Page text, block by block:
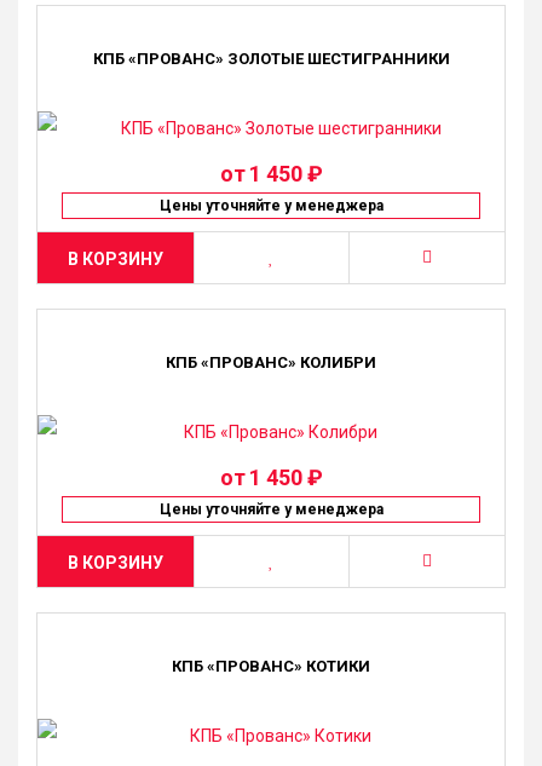
КПБ «ПРОВАНС» ЗОЛОТЫЕ ШЕСТИГРАННИКИ
от 1 450 ₽
Цены уточняйте у менеджера
В КОРЗИНУ
КПБ «ПРОВАНС» КОЛИБРИ
от 1 450 ₽
Цены уточняйте у менеджера
В КОРЗИНУ
КПБ «ПРОВАНС» КОТИКИ